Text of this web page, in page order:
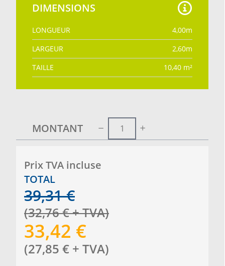
DIMENSIONS
LONGUEUR 4,00m
LARGEUR
2,60m
TAILLE
10,40 m²
MONTANT
Prix ​​TVA incluse
TOTAL
39,31 €
(32,76€+ TVA)
33,42 €
(27,85 € + TVA)